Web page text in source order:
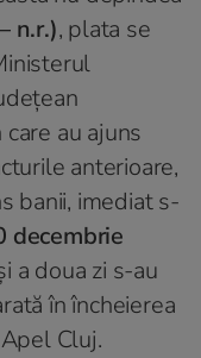
n.r.), plata se
au ajuns
anterioare,
banii, imediat s-
decembrie
a doua zi s-au
în încheierea
Cluj.